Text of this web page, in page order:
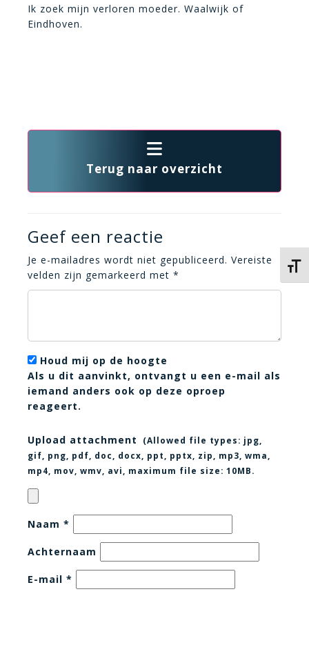
Ik zoek mijn verloren moeder. Waalwijk of
Eindhoven.
Terug naar overzicht
Geef een reactie
Je e-mailadres wordt niet gepubliceerd. Vereiste
velden zijn gemarkeerd met *
Houd mij op de hoogte
Als u dit aanvinkt, ontvangt u een e-mail als
iemand anders ook op deze oproep
reageert.
Upload attachment (Allowed file types: jpg,
gif, png, pdf, doc, docx, ppt, pptx, zip, mp3, wma,
mp4, mov, wmv, avi
, maximum file size: 10MB.
Naam *
Achternaam
E-mail *